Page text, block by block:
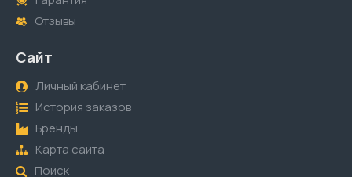
Отзывы
Сайт
Личный кабинет
История заказов
Бренды
Карта сайта
Поиск